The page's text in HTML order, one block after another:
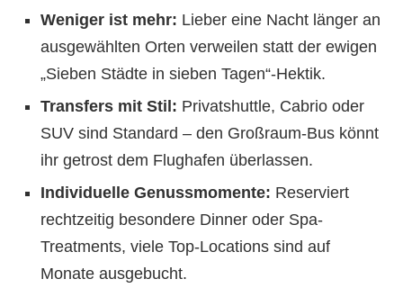
Weniger ist mehr: Lieber eine Nacht länger an
ausgewählten Orten verweilen statt der ewigen
„Sieben Städte in sieben Tagen“-Hektik.
Transfers mit Stil: Privatshuttle, Cabrio oder
SUV sind Standard – den Großraum-Bus könnt
ihr getrost dem Flughafen überlassen.
Individuelle Genussmomente: Reserviert
rechtzeitig besondere Dinner oder Spa-
Treatments, viele Top-Locations sind auf
Monate ausgebucht.